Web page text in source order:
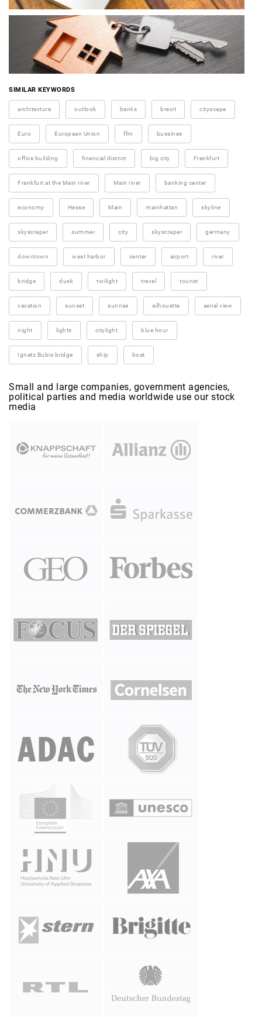
SIMILAR KEYWORDS
architecture outlook banks brexit cityscape
Euro European Union ffm bussines
office building financial district big city Frankfurt
Frankfurt at the Main river Main river banking center
economy Hesse Main mainhattan skyline
skyscraper summer city skyscraper germany
downtown west harbor center airport river
bridge dusk twilight travel tourist
vacation sunset sunrise silhouette aerial view
night lights citylight blue hour
Ignatz Bubis bridge ship boat
Small and large companies, government agencies,
political parties and media worldwide use our stock
media